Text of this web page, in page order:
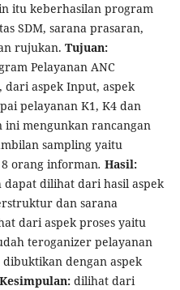
itu keberhasilan program
SDM, sarana prasaran,
rujukan. Tujuan:
Pelayanan ANC
dari aspek Input, aspek
pelayanan K1, K4 dan
ini mengunkan rancangan
sampling yaitu
orang informan. Hasil:
dilihat dari hasil aspek
dan sarana
dari aspek proses yaitu
teroganizer pelayanan
dengan aspek
Kesimpulan: dilihat dari